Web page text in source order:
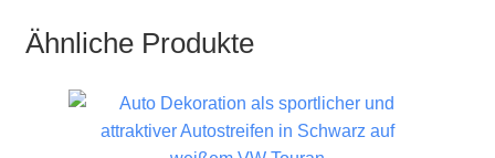
Ähnliche Produkte